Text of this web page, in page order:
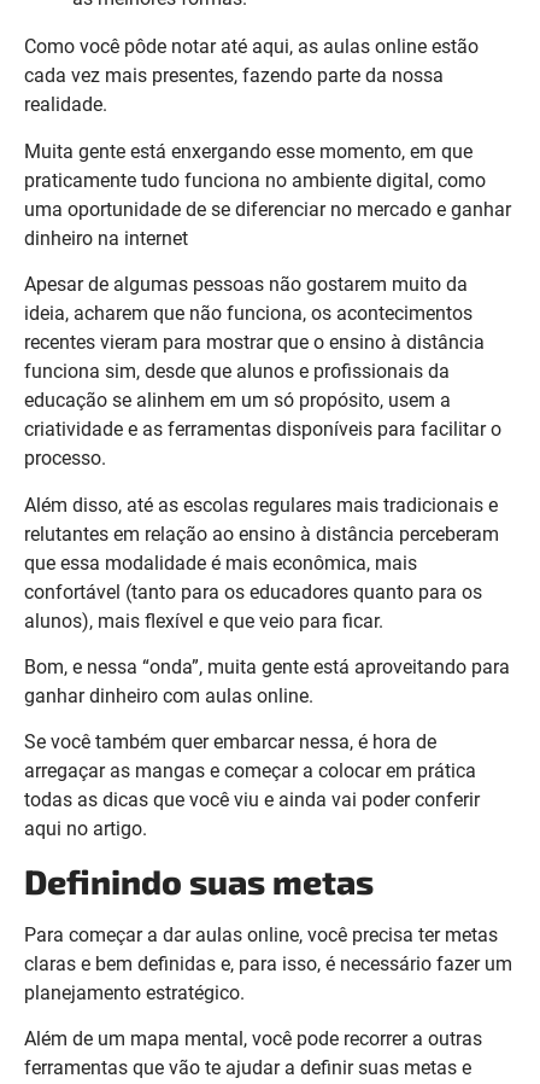
Como você pôde notar até aqui, as aulas online estão
cada vez mais presentes, fazendo parte da nossa
realidade.
Muita gente está enxergando esse momento, em que
praticamente tudo funciona no ambiente digital, como
uma oportunidade de se diferenciar no mercado e ganhar
dinheiro na internet
Apesar de algumas pessoas não gostarem muito da
ideia, acharem que não funciona, os acontecimentos
recentes vieram para mostrar que o ensino à distância
funciona sim, desde que alunos e profissionais da
educação se alinhem em um só propósito, usem a
criatividade e as ferramentas disponíveis para facilitar o
processo.
Além disso, até as escolas regulares mais tradicionais e
relutantes em relação ao ensino à distância perceberam
que essa modalidade é mais econômica, mais
confortável (tanto para os educadores quanto para os
alunos), mais flexível e que veio para ficar.
Bom, e nessa “onda”, muita gente está aproveitando para
ganhar dinheiro com aulas online.
Se você também quer embarcar nessa, é hora de
arregaçar as mangas e começar a colocar em prática
todas as dicas que você viu e ainda vai poder conferir
aqui no artigo.
Definindo suas metas
Para começar a dar aulas online, você precisa ter metas
claras e bem definidas e, para isso, é necessário fazer um
planejamento estratégico.
Além de um mapa mental, você pode recorrer a outras
ferramentas que vão te ajudar a definir suas metas e